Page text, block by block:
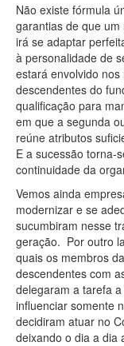
Não existe fórmula
garantias de que
irá se adaptar
à personalidade de
estará envolvido
descendentes do
qualificação para
em que a segunda
reúne atributos
E a sucessão torna-
continuidade da
Vemos ainda
modernizar e se
sucumbiram nesse
geração. Por outro
quais os membros
descendentes com
delegaram a tarefa
influenciar somente
decidiram atuar no
deixando o dia a dia